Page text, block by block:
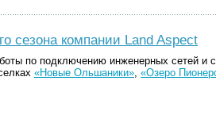
сезона компании Land Aspect
по подключению инженерных сетей и
«Новые Ольшаники» «Озеро